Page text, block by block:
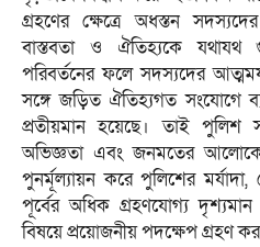
গ্রহণের ক্ষেত্রে অধস্তন
বাস্তবতা ও ঐতিহ্যকে
পরিবর্তনের ফলে সদস্যদের
সঙ্গে জড়িত ঐতিহ্যগত সংযোগে
প্রতীয়মান হয়েছে। তাই পুলিশ
অভিজ্ঞতা এবং জনমতের আলোকে
পুনর্মূল্যায়ন করে পুলিশের মর্যাদা,
পূর্বের অধিক গ্রহণযোগ্য দৃশ্যমান
বিষয়ে প্রয়োজনীয় পদক্ষেপ গ্রহণ